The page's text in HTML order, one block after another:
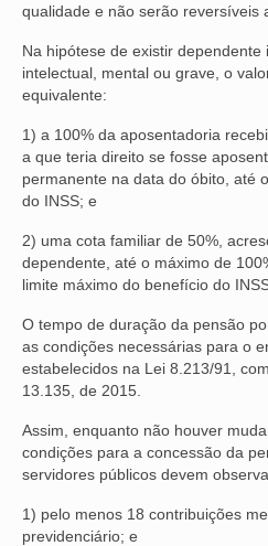
qualidade e não serão reversíveis
Na hipótese de existir dependente
intelectual, mental ou grave, o
equivalente:
1) a 100% da aposentadoria
a que teria direito se fosse
permanente na data do óbito, até
do INSS; e
2) uma cota familiar de 50%,
dependente, até o máximo de
limite máximo do benefício do
O tempo de duração da pensão
as condições necessárias para o
estabelecidos na Lei 8.213/91,
13.135, de 2015.
Assim, enquanto não houver
condições para a concessão da
servidores públicos devem
1) pelo menos 18 contribuições
previdenciário; e